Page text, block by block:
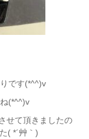
です(*^^)v
(*^^)v
せて頂きましたの
( *´艸｀)